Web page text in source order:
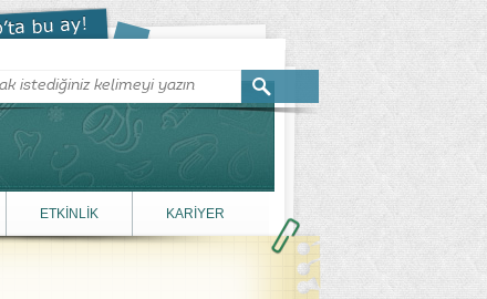
ETKİNLİK KARİYER